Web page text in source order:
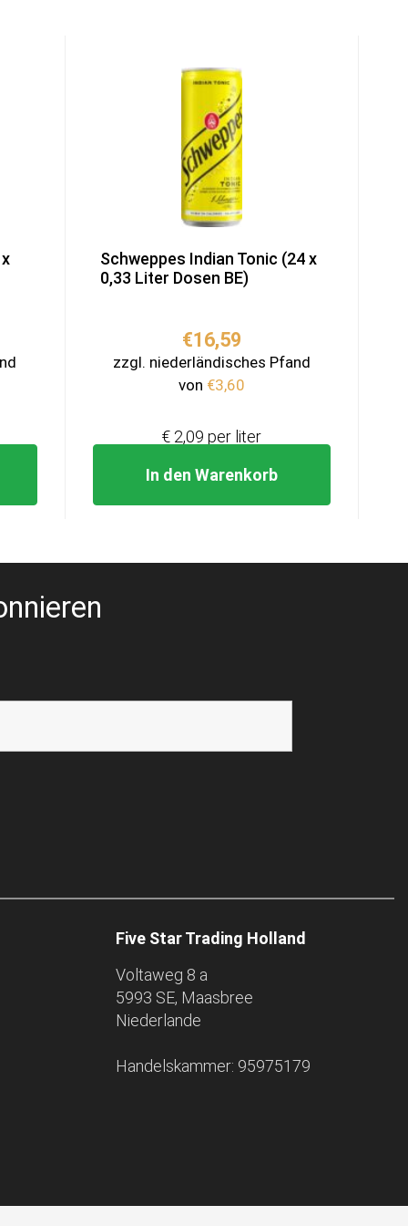
Schweppes Indian Tonic (24 x
0,33 Liter Dosen BE)
€16,59
zzgl. niederländisches Pfand
von €3,60
In den Warenkorb
€ 2,09 per liter
Five Star Trading Holland
Voltaweg 8 a
5993 SE, Maasbree
Niederlande
Handelskammer: 95975179